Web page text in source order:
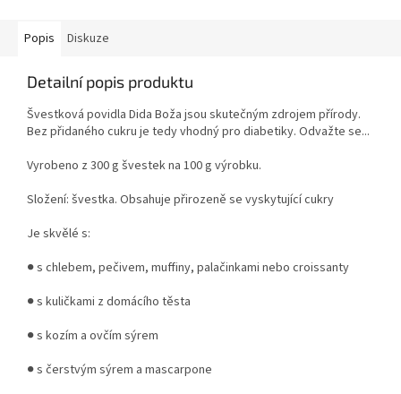
Popis Diskuze
Detailní popis produktu
Švestková povidla Dida Boža jsou skutečným zdrojem přírody.
Bez přidaného cukru je tedy vhodný pro diabetiky. Odvažte se...
Vyrobeno z 300 g švestek na 100 g výrobku.
Složení: švestka. Obsahuje přirozeně se vyskytující cukry
Je skvělé s:
● s chlebem, pečivem, muffiny, palačinkami nebo croissanty
● s kuličkami z domácího těsta
● s kozím a ovčím sýrem
● s čerstvým sýrem a mascarpone